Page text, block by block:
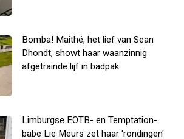
Bomba! Maithé, het lief van Sean
Dhondt, showt haar waanzinnig
afgetrainde lijf in badpak
Limburgse EOTB- en Temptation-
babe Lie Meurs zet haar 'rondingen'